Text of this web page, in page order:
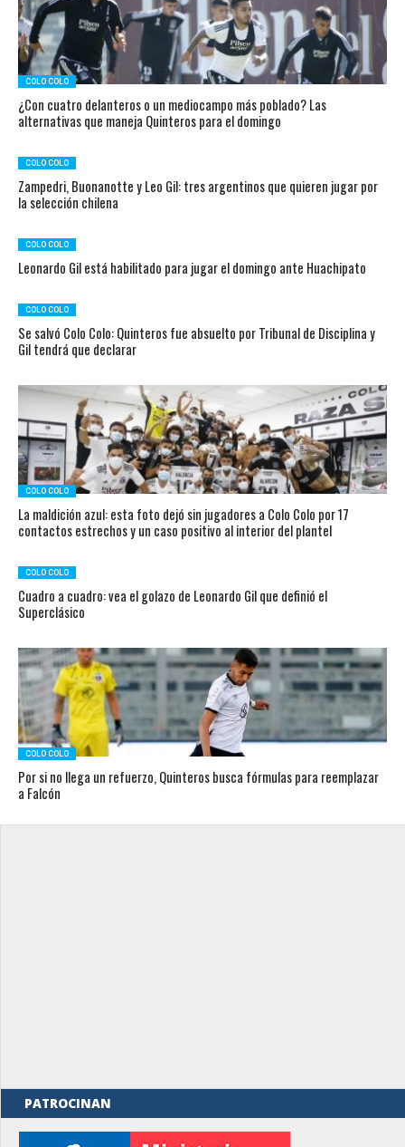
COLO COLO
¿Con cuatro delanteros o un mediocampo más poblado? Las
alternativas que maneja Quinteros para el domingo
COLO COLO
Zampedri, Buonanotte y Leo Gil: tres argentinos que quieren jugar por
la selección chilena
COLO COLO
Leonardo Gil está habilitado para jugar el domingo ante Huachipato
COLO COLO
Se salvó Colo Colo: Quinteros fue absuelto por Tribunal de Disciplina y
Gil tendrá que declarar
COLO COLO
La maldición azul: esta foto dejó sin jugadores a Colo Colo por 17
contactos estrechos y un caso positivo al interior del plantel
COLO COLO
Cuadro a cuadro: vea el golazo de Leonardo Gil que definió el
Superclásico
COLO COLO
Por si no llega un refuerzo, Quinteros busca fórmulas para reemplazar
a Falcón
PATROCINAN